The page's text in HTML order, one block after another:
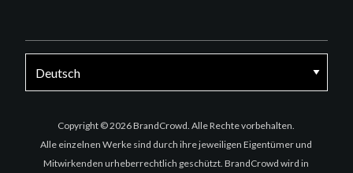
Copyright © 2026 BrandCrowd. Alle Rechte vorbehalten.
Alle einzelnen Werke sind durch ihre jeweiligen Eigentümer und
Mitwirkenden urheberrechtlich geschützt. BrandCrowd wird in